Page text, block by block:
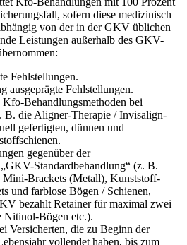
sofern diese medizinisch
von der in der GKV üblichen
Leistungen außerhalb des GKV-
Fehlstellungen.
ausgeprägte Fehlstellungen.
Behandlungsmethoden bei
B. die Aligner-Therapie / Invisalign-
gefertigten, dünnen und
gegenüber der
Standardbehandlung“ (z. B.
Mini-Brackets (Metall), Kunststoff-
und farblose Bögen / Schienen,
bezahlt Retainer für maximal zwei
Nitinol-Bögen etc.).
Versicherten, die zu Beginn der
vollendet haben, bis zum